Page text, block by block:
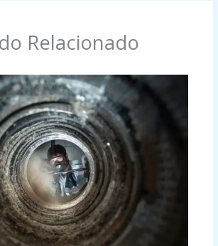
Relacionado